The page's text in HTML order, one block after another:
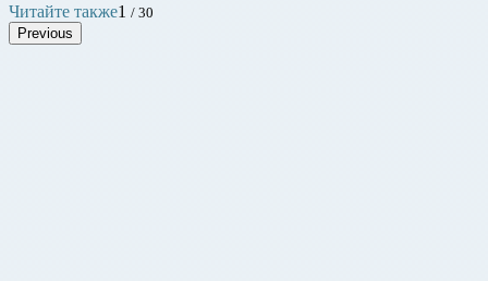
Читайте также1 / 30
Previous